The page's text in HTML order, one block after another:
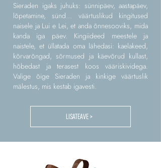
Sieraden igaks juhuks: sünnipäev, aastapäev,
lõpetamine, sünd... väärtuslikud kingitused
naisele ja Lui e Lei, et anda õnnesooviks, mida
kanda iga päev. Kingiideed meestele ja
naistele, et üllatada oma lähedasi: kaelakeed,
kõrvarõngad, sõrmused ja käevõrud kullast,
hõbedast ja terasest koos vääriskividega.
Valige õige Sieraden ja kinkige väärtuslik
mälestus, mis kestab igavesti.
LISATEAVE >